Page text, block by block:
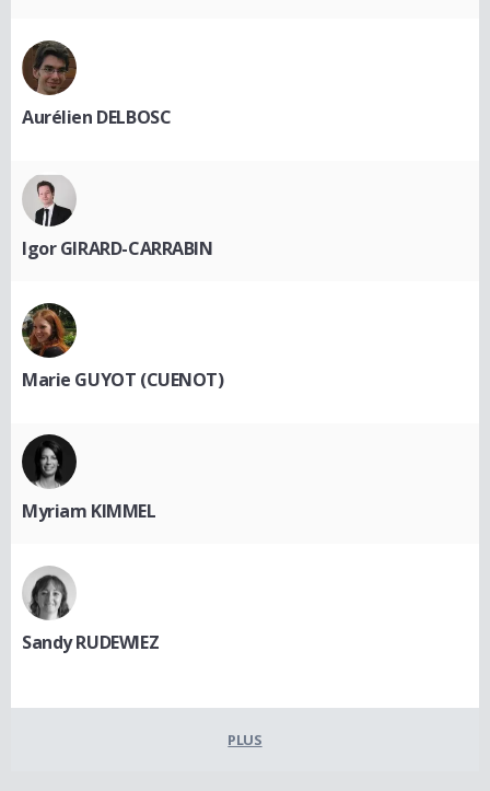
Aurélien DELBOSC
Igor GIRARD-CARRABIN
Marie GUYOT (CUENOT)
Myriam KIMMEL
Sandy RUDEWIEZ
PLUS